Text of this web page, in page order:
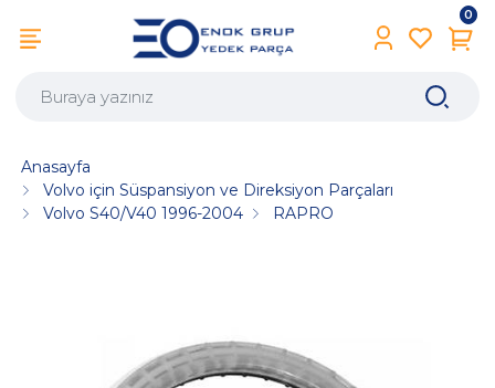
0
Anasayfa
Volvo için Süspansiyon ve Direksiyon Parçaları
Volvo S40/V40 1996-2004
RAPRO